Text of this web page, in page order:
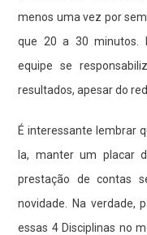
menos uma vez por
que 20 a 30 minutos.
equipe se
resultados, apesar do
É interessante lembrar
la, manter um placar
prestação de contas
novidade. Na verdade,
essas 4 Disciplinas no